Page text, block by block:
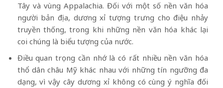
Tây và vùng Appalachia. Đối với một số nền văn hóa
người bản địa, dương xỉ tượng trưng cho điệu nhảy
truyền thống, trong khi những nền văn hóa khác lại
coi chúng là biểu tượng của nước.
Điều quan trọng cần nhớ là có rất nhiều nền văn hóa
thổ dân châu Mỹ khác nhau với những tín ngưỡng đa
dạng, vì vậy cây dương xỉ không có cùng ý nghĩa đối